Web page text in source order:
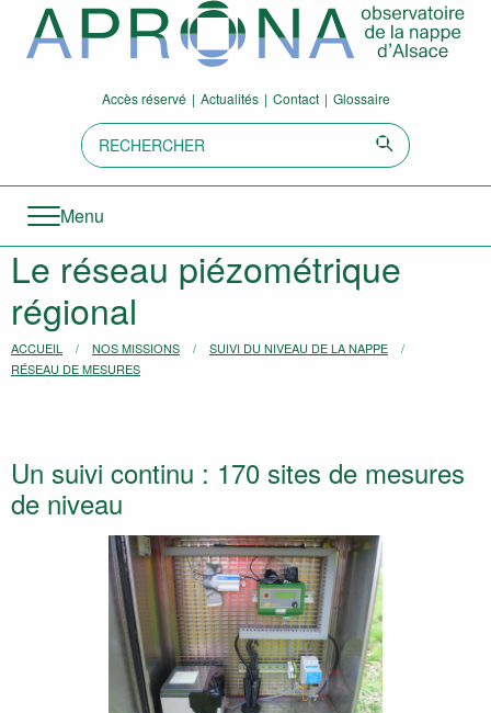
Aller directement à la navigation
Aller directement au contenu
Accès réservé Actualités Contact Glossaire
Recherche:
Envoyer
Menu
Le réseau piézométrique
régional
Vous êtes ici :
ACCUEIL NOS MISSIONS
SUIVI DU NIVEAU DE LA NAPPE
RÉSEAU DE MESURES
Un suivi continu : 170 sites de mesures
de niveau